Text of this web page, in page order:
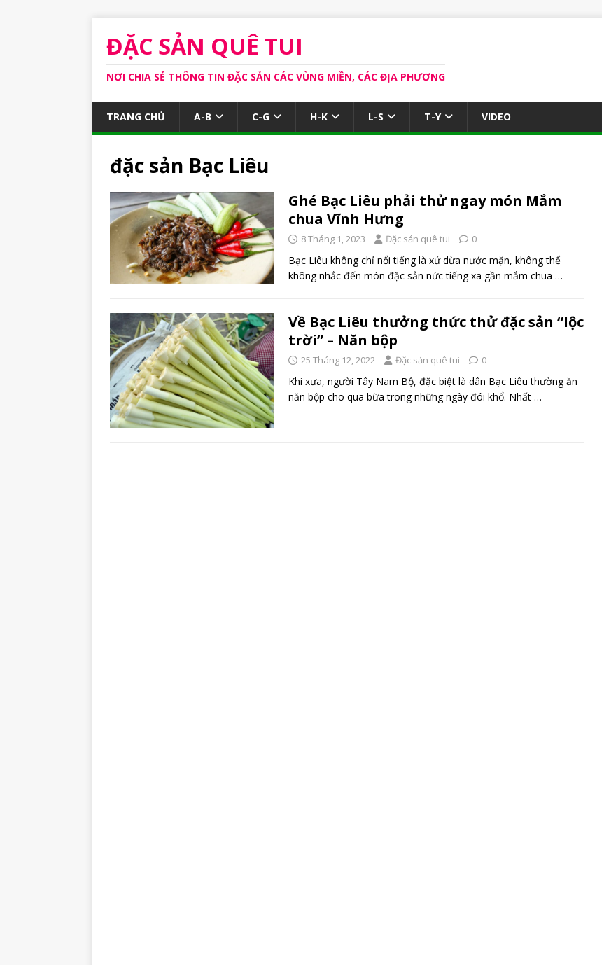
ĐẶC SẢN QUÊ TUI
NƠI CHIA SẺ THÔNG TIN ĐẶC SẢN CÁC VÙNG MIỀN, CÁC ĐỊA PHƯƠNG
TRANG CHỦ A-B C-G H-K L-S T-Y VIDEO
đặc sản Bạc Liêu
Ghé Bạc Liêu phải thử ngay món Mắm
chua Vĩnh Hưng
8 Tháng 1, 2023 Đặc sản quê tui 0
Bạc Liêu không chỉ nổi tiếng là xứ dừa nước mặn, không thể
không nhắc đến món đặc sản nức tiếng xa gần mắm chua …
Về Bạc Liêu thưởng thức thử đặc sản “lộc
trời” – Năn bộp
25 Tháng 12, 2022 Đặc sản quê tui 0
Khi xưa, người Tây Nam Bộ, đặc biệt là dân Bạc Liêu thường ăn
năn bộp cho qua bữa trong những ngày đói khổ. Nhất …